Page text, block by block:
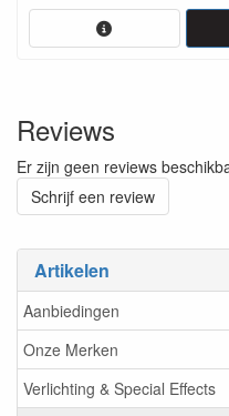
Artikelen
Aanbiedingen
Onze Merken
Verlichting & Special Effects
Reviews
Er zijn geen reviews
Schrijf een review